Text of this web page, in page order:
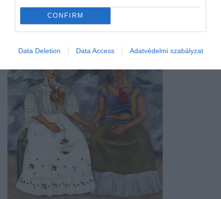
CONFIRM
Data Deletion Data Access Adatvédelmi szabályzat
hogy elvált férjétől,Diego Riverafestőművésztől.
Kahlo felszakadt szívvel ül kézen fogva egy másik,